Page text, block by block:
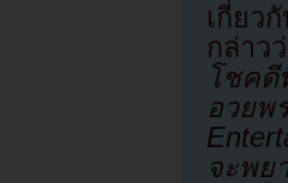
เกี่ยว
กล่า
โชคดี
อวยพ
จะพย